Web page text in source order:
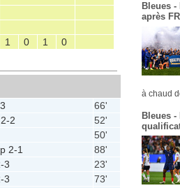
1 0 1 0
66'
2-2
52'
50'
2-1
88'
3
23'
3
73'
Bleues
après
à chaud
Bleues -